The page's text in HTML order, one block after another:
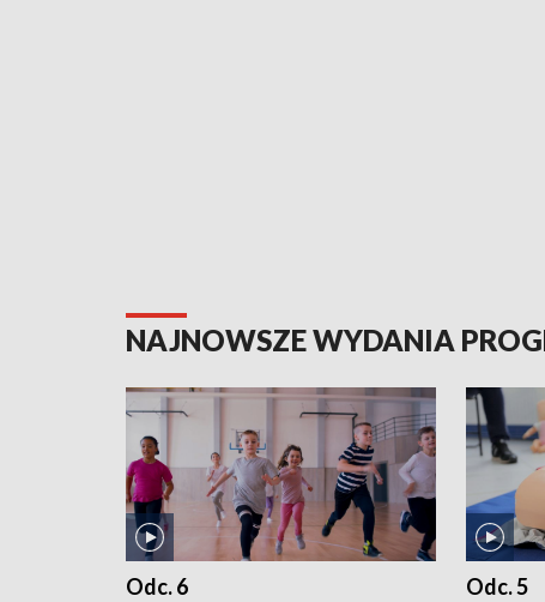
NAJNOWSZE WYDANIA
Odc. 6 Odc. 5